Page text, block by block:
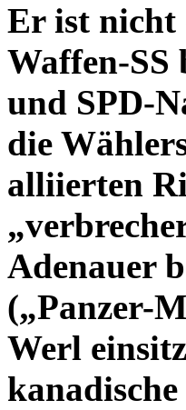
Er ist nicht
Waffen-
und SPD-
die
alliierten
Adenauer
(„Panzer-
Werl